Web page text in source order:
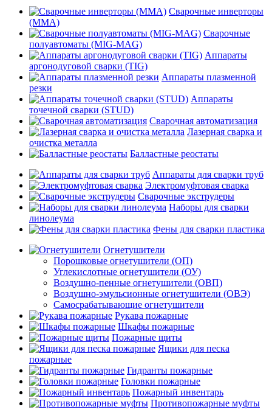
Сварочные инверторы
(MMA)
Сварочные
полуавтоматы (MIG-MAG)
Аппараты
аргонодуговой сварки (TIG)
Аппараты плазменной
резки
Аппараты
точечной сварки (STUD)
Сварочная автоматизация
Лазерная сварка и
очистка металла
Балластные реостаты
Аппараты для сварки труб
Электромуфтовая сварка
Сварочные экструдеры
Наборы для сварки
линолеума
Фены для сварки пластика
Огнетушители
Порошковые огнетушители (ОП)
Углекислотные огнетушители (ОУ)
Воздушно-пенные огнетушители (ОВП)
Воздушно-эмульсионные огнетушители (ОВЭ)
Самосрабатывающие огнетушители
Рукава пожарные
Шкафы пожарные
Пожарные щиты
Ящики для песка
пожарные
Гидранты пожарные
Головки пожарные
Пожарный инвентарь
Противопожарные муфты